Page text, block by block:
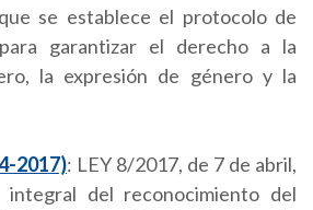
se establece el protocolo de
para garantizar el derecho a la
la expresión de género y la
2017): LEY 8/2017, de 7 de abril,
del reconocimiento del